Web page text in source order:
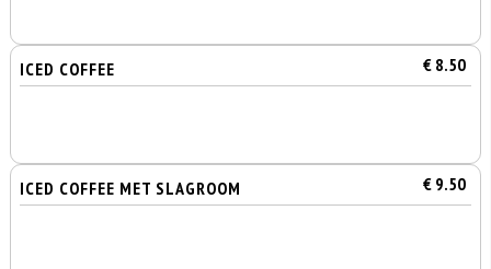
ICED COFFEE € 8.50
ICED COFFEE MET SLAGROOM € 9.50